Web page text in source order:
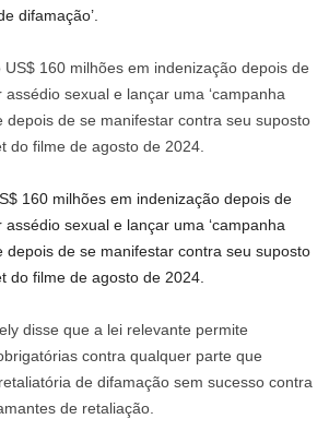
difamação’.
160 milhões em indenização depois de
sexual e lançar uma ‘campanha
depois de se manifestar contra seu suposto
do filme de agosto de 2024.